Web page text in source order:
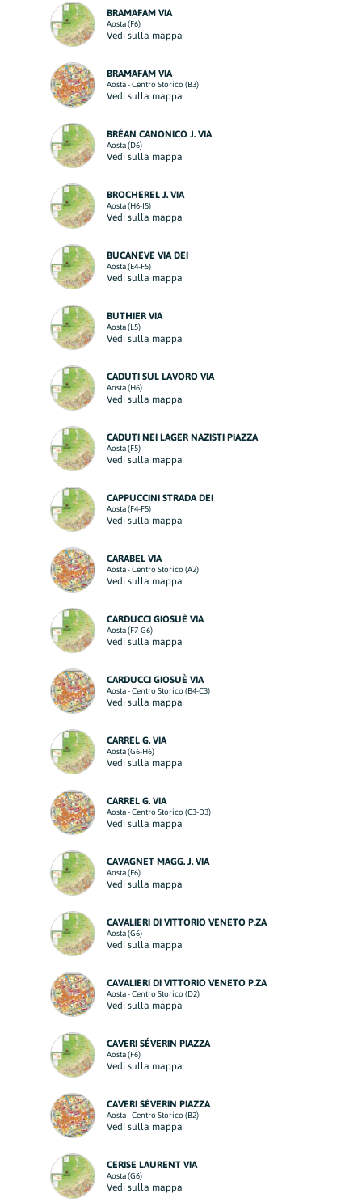
BRAMAFAM VIA
Aosta (F6)
Vedi sulla mappa
BRAMAFAM VIA
Aosta - Centro Storico (B3)
Vedi sulla mappa
BRÉAN CANONICO J. VIA
Aosta (D6)
Vedi sulla mappa
BROCHEREL J. VIA
Aosta (H6-I5)
Vedi sulla mappa
BUCANEVE VIA DEI
Aosta (E4-F5)
Vedi sulla mappa
BUTHIER VIA
Aosta (L5)
Vedi sulla mappa
CADUTI SUL LAVORO VIA
Aosta (H6)
Vedi sulla mappa
CADUTI NEI LAGER NAZISTI PIAZZA
Aosta (F5)
Vedi sulla mappa
CAPPUCCINI STRADA DEI
Aosta (F4-F5)
Vedi sulla mappa
CARABEL VIA
Aosta - Centro Storico (A2)
Vedi sulla mappa
CARDUCCI GIOSUÈ VIA
Aosta (F7-G6)
Vedi sulla mappa
CARDUCCI GIOSUÈ VIA
Aosta - Centro Storico (B4-C3)
Vedi sulla mappa
CARREL G. VIA
Aosta (G6-H6)
Vedi sulla mappa
CARREL G. VIA
Aosta - Centro Storico (C3-D3)
Vedi sulla mappa
CAVAGNET MAGG. J. VIA
Aosta (E6)
Vedi sulla mappa
CAVALIERI DI VITTORIO VENETO P.ZA
Aosta (G6)
Vedi sulla mappa
CAVALIERI DI VITTORIO VENETO P.ZA
Aosta - Centro Storico (D2)
Vedi sulla mappa
CAVERI SÉVERIN PIAZZA
Aosta (F6)
Vedi sulla mappa
CAVERI SÉVERIN PIAZZA
Aosta - Centro Storico (B2)
Vedi sulla mappa
CERISE LAURENT VIA
Aosta (G6)
Vedi sulla mappa